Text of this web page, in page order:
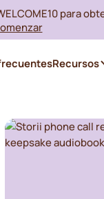
para
Recursos